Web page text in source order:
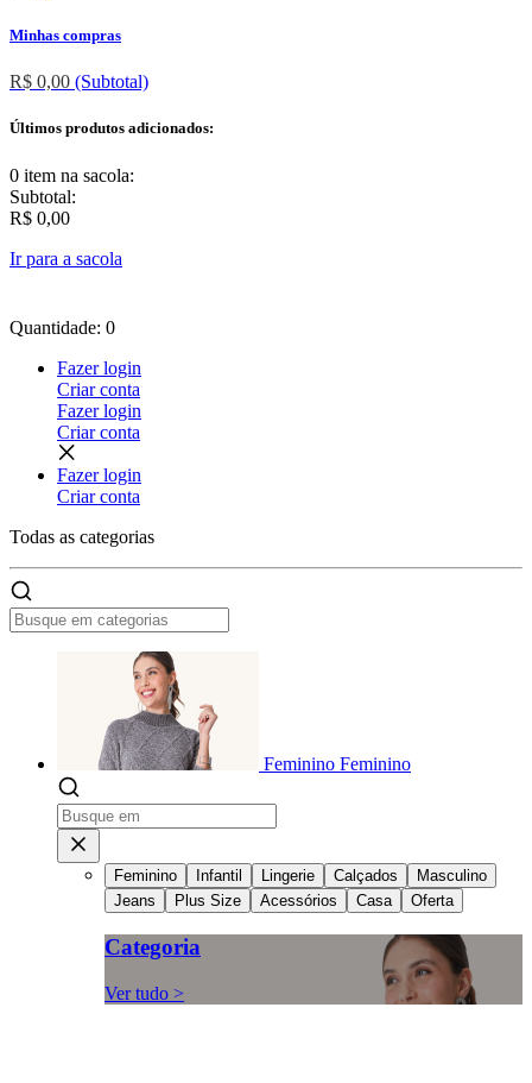
Minhas compras
R$ 0,00 (Subtotal)
Últimos produtos adicionados:
0 item na sacola:
Subtotal:
R$ 0,00
Ir para a sacola
Quantidade: 0
Fazer login
Criar conta
Fazer login
Criar conta
Fazer login
Criar conta
Todas as categorias
Feminino Feminino
Feminino Infantil Lingerie Calçados
Masculino
Jeans
Plus Size Acessórios Casa Oferta
Categoria
Ver tudo >